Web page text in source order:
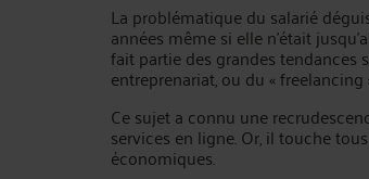
La problématique du salarié
années même si elle n’était
fait partie des grandes tendances
entreprenariat, ou du « freelancing
Ce sujet a connu une
services en ligne. Or, il touche
économiques.